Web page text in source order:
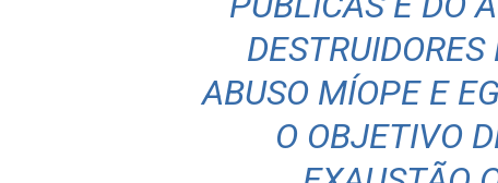
ABUSO MÍOPE E
O OBJETIVO